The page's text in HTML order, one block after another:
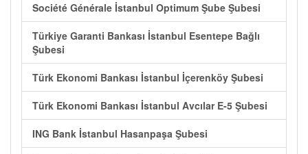
Société Générale İstanbul Optimum Şube Şubesi
Türkiye Garanti Bankası İstanbul Esentepe Bağlı
Şubesi
Türk Ekonomi Bankası İstanbul İçerenköy Şubesi
Türk Ekonomi Bankası İstanbul Avcılar E-5 Şubesi
ING Bank İstanbul Hasanpaşa Şubesi